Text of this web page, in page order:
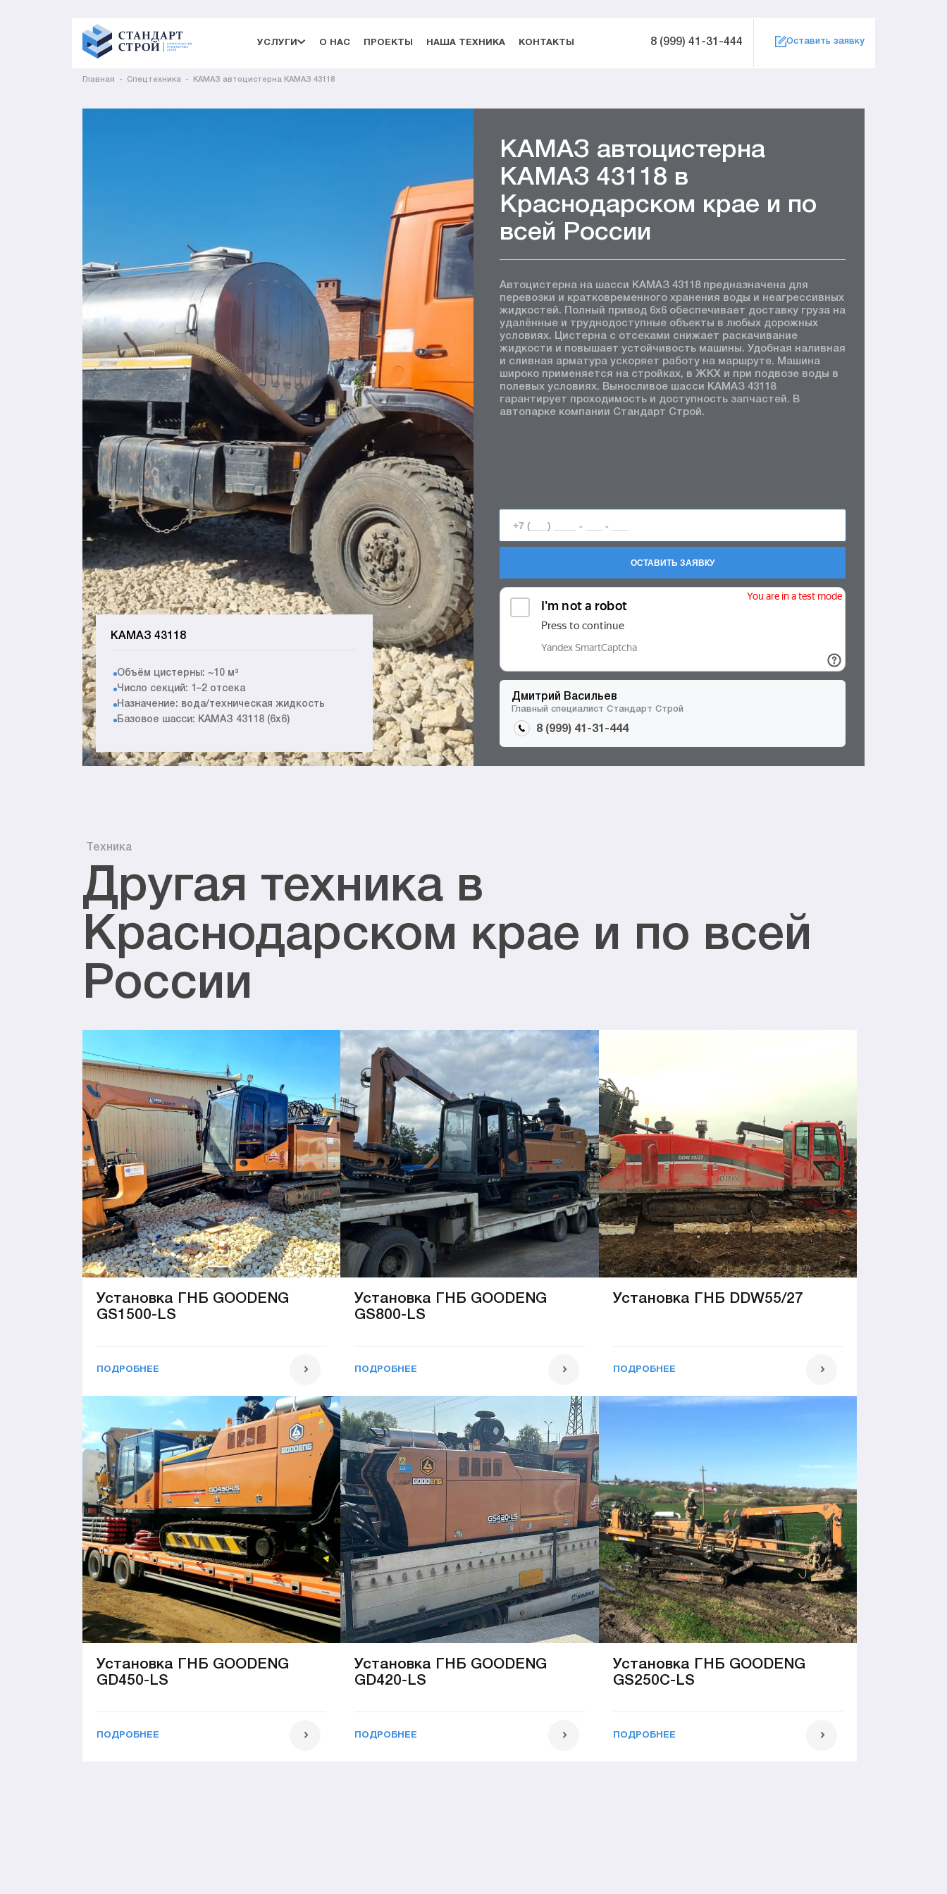
УСЛУГИ О НАС ПРОЕКТЫ НАША ТЕХНИКА КОНТАКТЫ 8 (999) 41-31-444 Оставить заявку
Главная Спецтехника КАМАЗ автоцистерна КАМАЗ 43118
КАМАЗ 43118
Объём цистерны: ~10 м³
Число секций: 1–2 отсека
Назначение: вода/техническая жидкость
Базовое шасси: КАМАЗ 43118 (6x6)
КАМАЗ автоцистерна
КАМАЗ 43118 в
Краснодарском крае и по
всей России
Автоцистерна на шасси КАМАЗ 43118 предназначена для
перевозки и кратковременного хранения воды и неагрессивных
жидкостей. Полный привод 6x6 обеспечивает доставку груза на
удалённые и труднодоступные объекты в любых дорожных
условиях. Цистерна с отсеками снижает раскачивание
жидкости и повышает устойчивость машины. Удобная наливная
и сливная арматура ускоряет работу на маршруте. Машина
широко применяется на стройках, в ЖКХ и при подвозе воды в
полевых условиях. Выносливое шасси КАМАЗ 43118
гарантирует проходимость и доступность запчастей. В
автопарке компании Стандарт Строй.
ОСТАВИТЬ ЗАЯВКУ
Дмитрий Васильев
Главный специалист Стандарт Строй
8 (999) 41-31-444
Техника
Другая техника в
Краснодарском крае и по всей
России
Установка ГНБ GOODENG
GS1500-LS
ПОДРОБНЕЕ
Установка ГНБ GOODENG
GS800-LS
ПОДРОБНЕЕ
Установка ГНБ DDW55/27
ПОДРОБНЕЕ
Установка ГНБ GOODENG
GD450-LS
ПОДРОБНЕЕ
Установка ГНБ GOODENG
GD420-LS
ПОДРОБНЕЕ
Установка ГНБ GOODENG
GS250C-LS
ПОДРОБНЕЕ